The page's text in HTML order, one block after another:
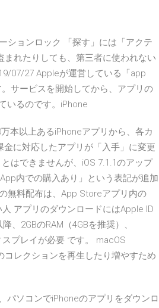
ションロック 「探す」には「アクテ
れたりしても、第三者に使われない
07/27 Appleが運営している「app
サービスを開始してから、アプリの
いるのです。iPhone
本以上あるiPhoneアプリから、各カ
に対応したアプリが「入手」に変更
はできませんが、iOS 7.1.1のアップ
内での購入あり」という表記が追加
無料配布は、App Storeアプリ内の
アプリのダウンロードにはApple ID
、2GBのRAM（4GBを推奨）、
プレイが必要 です。 macOS
レクションを再生したり増やすため
パソコンでiPhoneのアプリをダウンロ